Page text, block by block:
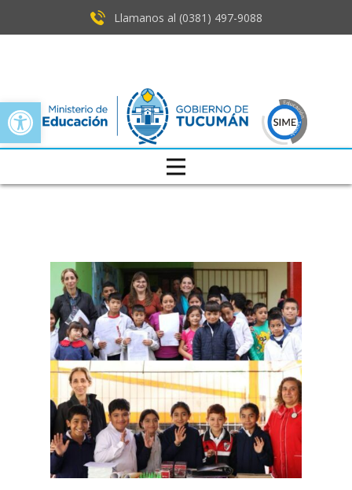
Open toolbar
Llamanos al (0381) ​497-9088